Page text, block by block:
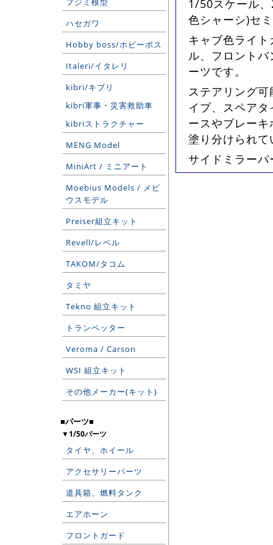
ハセガワ
Hobby boss/ホビーボス
Italeri/イタレリ
kibri/キブリ
kibri軍事・災害救助車
kibriストラクチャー
MENG Model
MiniArt / ミニアート
Moebius Models / メビ
ウスモデル
Preiser組立キット
Revell/レベル
TAKOM/タコム
タミヤ
Tekno 組立キット
トランペッター
Veroma / Carson
WSI 組立キット
その他メーカー(キット)
■パーツ■
▼1/50パーツ
タイヤ、ホイール
アクセサリーパーツ
道具箱、燃料タンク
エアホーン
フロントガード
1/50スケール
色シャーシ)セ
キャブ色ライ
ル、フロント
ーツです。
ステアリング
イプ、スペア
ースやブレー
塗り分けられて
サイドミラー